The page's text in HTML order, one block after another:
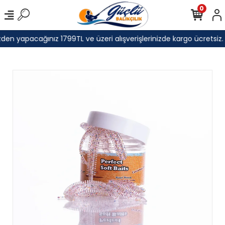
yapacağınız 1799TL ve üzeri alışverişlerinizde kargo ücretsiz.
0